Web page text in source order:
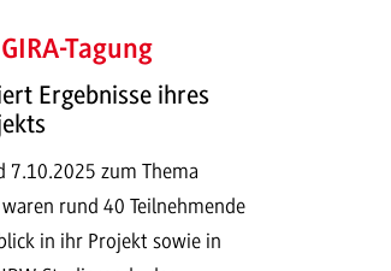
Tagung
Ergebnisse ihres
7.10.2025 zum Thema
rund 40 Teilnehmende
in ihr Projekt sowie in